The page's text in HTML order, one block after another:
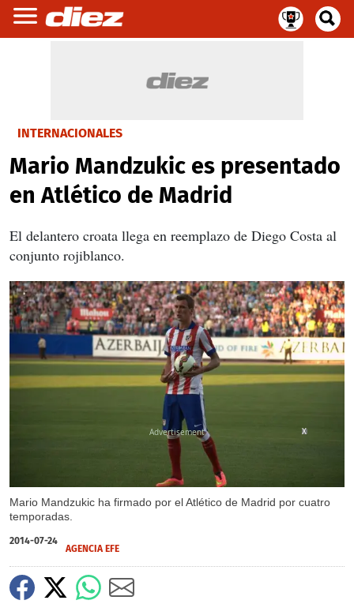
INTERNACIONALES
Mario Mandzukic es presentado
en Atlético de Madrid
El delantero croata llega en reemplazo de Diego Costa al
conjunto rojiblanco.
Mario Mandzukic ha firmado por el Atlético de Madrid por cuatro
temporadas.
X
2014-07-24
AGENCIA EFE